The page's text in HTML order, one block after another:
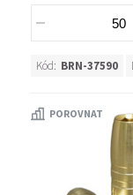
Kód: BRN-37590
POROVNAT